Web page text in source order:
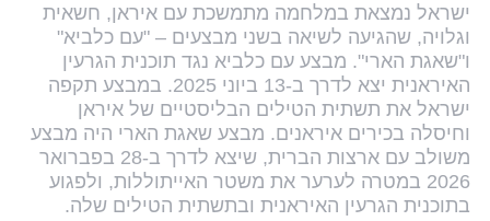
ישראל נמצאת במלחמה מתמשכת עם איראן, חשאית
וגלויה, שהגיעה לשיאה בשני מבצעים – "עם כלביא"
ו"שאגת הארי". מבצע עם כלביא נגד תוכנית הגרעין
האיראנית יצא לדרך ב-13 ביוני 2025. במבצע תקפה
ישראל את תשתית הטילים הבליסטיים של איראן
וחיסלה בכירים איראנים. מבצע שאגת הארי היה מבצע
משולב עם ארצות הברית, שיצא לדרך ב-28 בפברואר
2026 במטרה לערער את משטר האייתוללות, ולפגוע
בתוכנית הגרעין האיראנית ובתשתית הטילים שלה.